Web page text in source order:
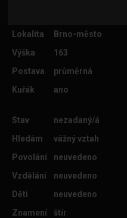
Lokalita
Brno-město
Výška
163
Postava
průměrná
Kuřák
ano
Stav
nezadaný/á
Hledám
vážný vztah
Povolání
neuvedeno
Vzdělání
neuvedeno
Děti
neuvedeno
Znamení
štír